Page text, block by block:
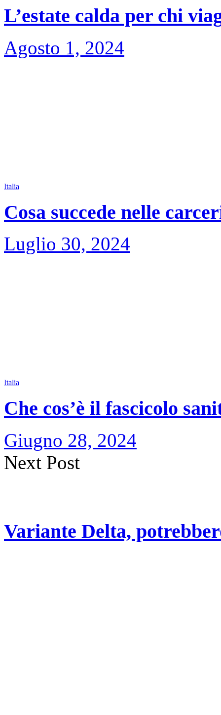
L’estate calda per chi
Agosto 1, 2024
Italia
Cosa succede nelle
Luglio 30, 2024
Italia
Che cos’è il fascicolo
Giugno 28, 2024
Next Post
Variante Delta,